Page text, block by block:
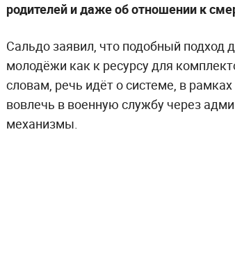
родителей и даже об отношении к
Сальдо заявил, что подобный подход
молодёжи как к ресурсу для
словам, речь идёт о системе, в
вовлечь в военную службу через
механизмы.